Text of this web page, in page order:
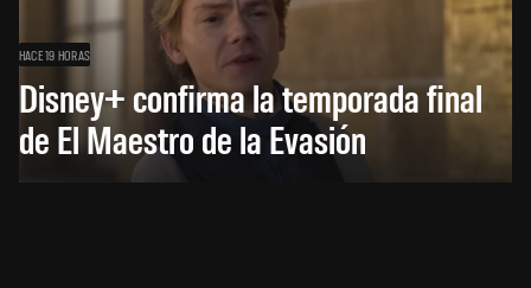
HACE 19 HORAS
Disney+ confirma la temporada final
de El Maestro de la Evasión